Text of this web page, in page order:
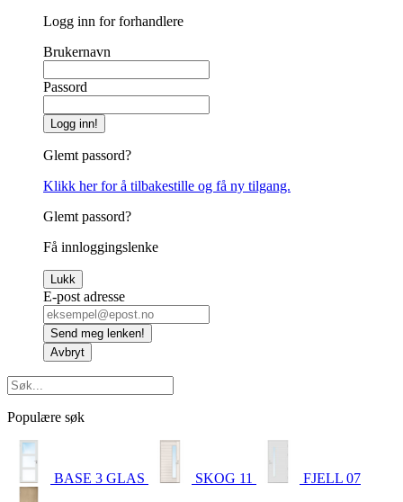
Logg inn for forhandlere
Brukernavn
Passord
Logg inn!
Glemt passord?
Klikk her for å tilbakestille og få ny tilgang.
Glemt passord?
Få innloggingslenke
Lukk
E-post adresse
Send meg lenken!
Avbryt
Populære søk
BASE 3 GLAS SKOG 11 FJELL 07